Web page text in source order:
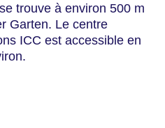
trouve à environ 500 m
Garten. Le centre
ICC est accessible en